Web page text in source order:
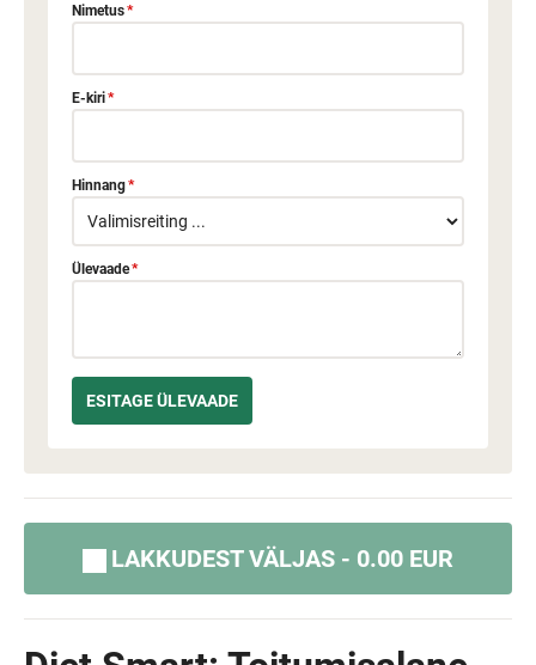
Nimetus*
E-kiri*
Hinnang*
Ülevaade*
LAKKUDEST VÄLJAS - 0.00 EUR